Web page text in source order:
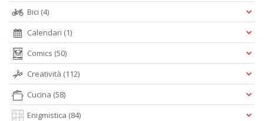
Bici (4)
Calendari (1)
Comics (50)
Creatività (112)
Cucina (58)
Enigmistica (84)